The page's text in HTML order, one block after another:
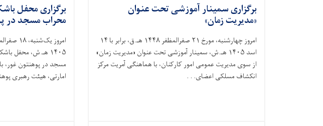
برگزاری سمینار آموزشی تحت عنوان
«مدیریت زمان»
امروز چهارشنبه، مورخ ۲۱ صفرالمظفر ۱۴۴۸ هـ.ق، برابر با ۱۴
اسد ۱۴۰۵ هـ.ش، سمینار آموزشی تحت عنوان «مدیریت زمان»
از سوی مدیریت عمومی امور کارکنان، با هماهنگی آمریت مرکز
انکشاف مسلکی اعضای. . .
برگزاری محفل
محراب مسجد در
۱۴۰۵ هـ.ش، محفل
مسجد در پوهنتون غور،
امارتی، هیئت رهبری